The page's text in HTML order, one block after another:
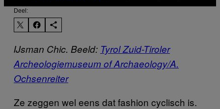
Deel:
IJsman Chic. Beeld: Tyrol Zuid-Tiroler
Archeologiemuseum of Archaeology/A.
Ochsenreiter
Ze zeggen wel eens dat fashion cyclisch is.